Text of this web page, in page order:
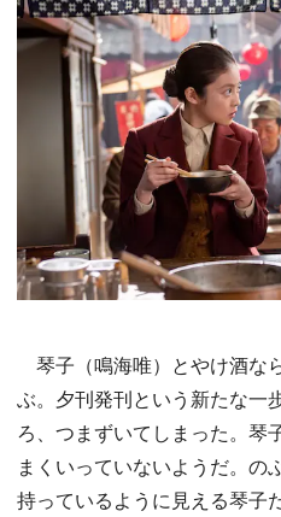
琴子（鳴海唯）とやけ酒な
ぶ。夕刊発刊という新たな一
ろ、つまずいてしまった。琴
まくいっていないようだ。の
持っているように見える琴子